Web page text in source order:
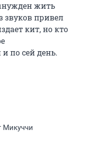
жить
звуков привел
кит, но кто
по сей день.
Микуччи